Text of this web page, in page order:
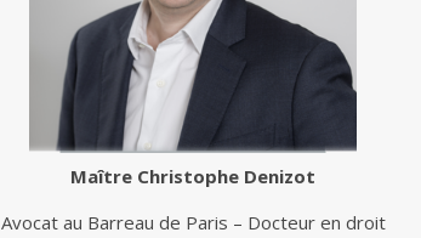
Maître Christophe Denizot
Avocat au Barreau de Paris – Docteur en droit